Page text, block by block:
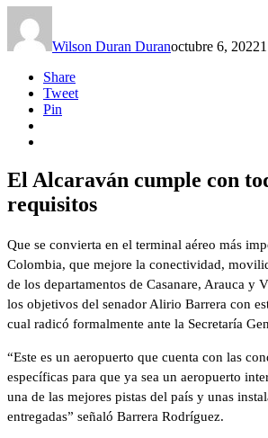
Wilson Duran Duranoctubre 6, 2022
Share
Tweet
Pin
El Alcaraván cumple con
requisitos
Que se convierta en el terminal aéreo más
Colombia, que mejore la conectividad,
de los departamentos de Casanare, Arauca y
los objetivos del senador Alirio Barrera con
cual radicó formalmente ante la Secretaría
“Este es un aeropuerto que cuenta con las
específicas para que ya sea un aeropuerto
una de las mejores pistas del país y unas
entregadas” señaló Barrera Rodríguez.